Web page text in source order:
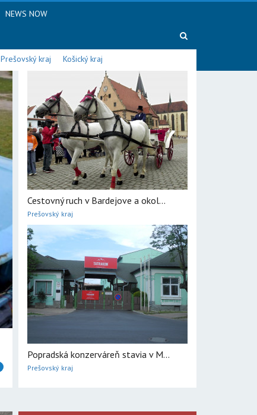
NEWS NOW
Prešovský kraj Košický kraj
Cestovný ruch v Bardejove a okol...
Prešovský kraj
Popradská konzerváreň stavia v M...
Prešovský kraj